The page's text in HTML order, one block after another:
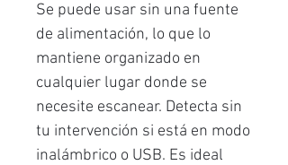
Se puede usar sin una fuente
de alimentación, lo que lo
mantiene organizado en
cualquier lugar donde se
necesite escanear. Detecta sin
tu intervención si está en modo
inalámbrico o USB. Es ideal